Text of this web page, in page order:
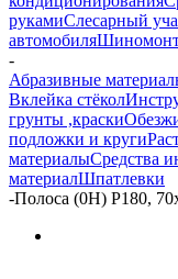
рукамиСлесарный
автомобиля
-
Абразивные
Вклейка стёкол
грунты ,краски
подложки и круги
материалыСредства
материалШпатлевки
-Полоса (0H) P180,